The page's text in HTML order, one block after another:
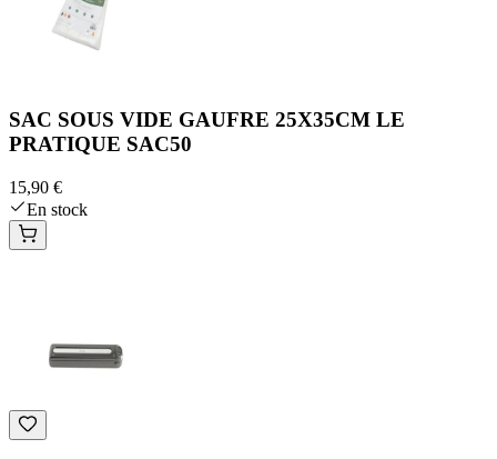
SAC SOUS VIDE GAUFRE 25X35CM LE
PRATIQUE SAC50
15,90 €
En stock